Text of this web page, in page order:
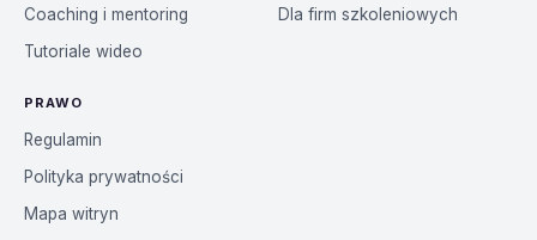
Coaching i mentoring
Tutoriale wideo
Dla firm szkoleniowych
PRAWO
Regulamin
Polityka prywatności
Mapa witryn